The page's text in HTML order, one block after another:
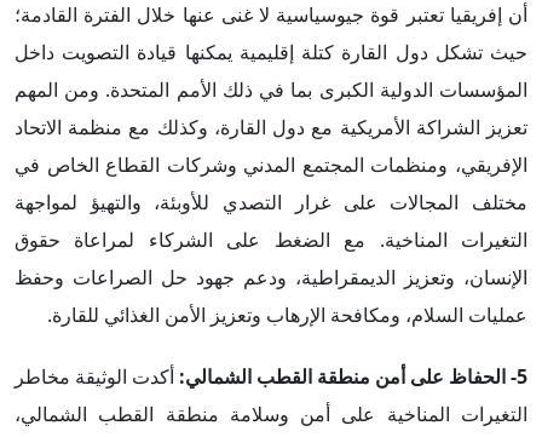
أن إفريقيا تعتبر قوة جيوسياسية لا غنى عنها خلال الفترة القادمة؛
حيث تشكل دول القارة كتلة إقليمية يمكنها قيادة التصويت داخل
المؤسسات الدولية الكبرى بما في ذلك الأمم المتحدة. ومن المهم
تعزيز الشراكة الأمريكية مع دول القارة، وكذلك مع منظمة الاتحاد
الإفريقي، ومنظمات المجتمع المدني وشركات القطاع الخاص في
مختلف المجالات على غرار التصدي للأوبئة، والتهيؤ لمواجهة
التغيرات المناخية. مع الضغط على الشركاء لمراعاة حقوق
الإنسان، وتعزيز الديمقراطية، ودعم جهود حل الصراعات وحفظ
عمليات السلام، ومكافحة الإرهاب وتعزيز الأمن الغذائي للقارة.
5- الحفاظ على أمن منطقة القطب الشمالي: أكدت الوثيقة مخاطر
التغيرات المناخية على أمن وسلامة منطقة القطب الشمالي،